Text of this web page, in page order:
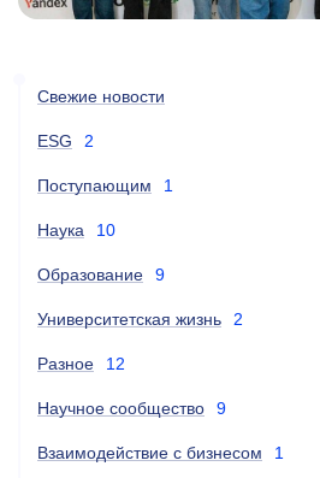
Свежие новости
ESG 2
Поступающим 1
Наука 10
Образование 9
Университетская жизнь 2
Разное 12
Научное сообщество 9
Взаимодействие с бизнесом 1